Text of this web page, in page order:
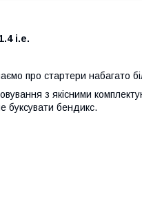
i.e.
про стартери набагато
з якісними
буксувати бендикс.